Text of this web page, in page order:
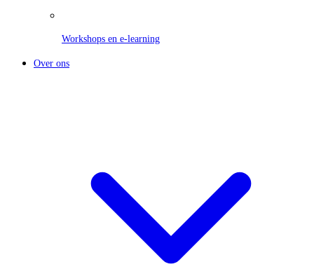
Workshops en e-learning
Over ons